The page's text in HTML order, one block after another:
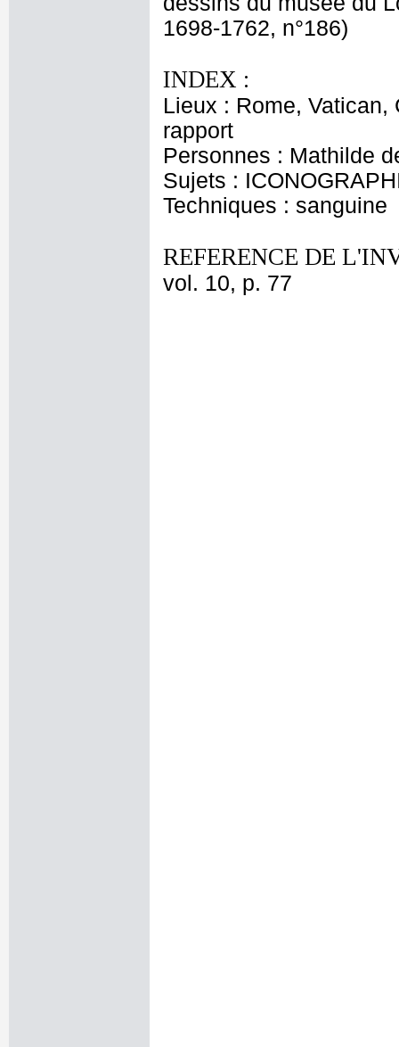
1698-1762, n°186)
INDEX :
Lieux : Rome,
rapport
Personnes : Mathilde
Sujets :
Techniques : sanguine
REFERENCE DE
vol. 10, p. 77